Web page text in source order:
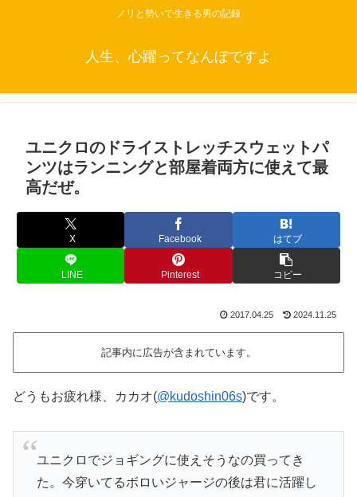
ノリと勢いで生きる男の記録
人生、心躍ってなんぼですよ
ユニクロのドライストレッチスウェットパ
ンツはランニングと部屋着両方に使えて最
高だぜ。
X Facebook はてブ
LINE Pinterest コピー
2017.04.25 2024.11.25
記事内に広告が含まれています。
どうもお疲れ様、カカオ(@kudoshin06s)です。
ユニクロでジョギングに使えそうなの買ってき
た。今穿いてるボロいジャージの後は君に活躍し